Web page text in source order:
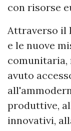
con risorse
Attraverso il
e le nuove
comunitaria,
avuto
produttive,
innovativi,